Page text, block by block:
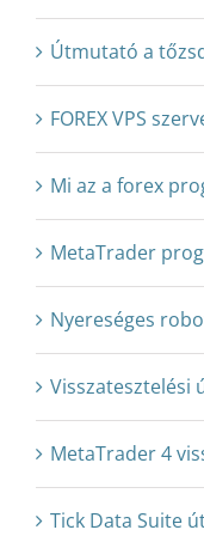
Útmutató a
FOREX VPS
Mi az a forex
MetaTrader
Nyereséges
Visszatesztelési
MetaTrader 4
Tick Data Suite